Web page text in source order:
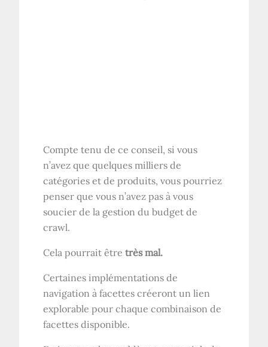
Compte tenu de ce conseil, si vous
n’avez que quelques milliers de
catégories et de produits, vous pourriez
penser que vous n’avez pas à vous
soucier de la gestion du budget de
crawl.
Cela pourrait êtretrès mal.
Certaines implémentations de
navigation à facettes créeront un lien
explorable pour chaque combinaison de
facettes disponible.